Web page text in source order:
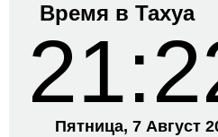
Время в Тахуа
Пятница, 7 Август